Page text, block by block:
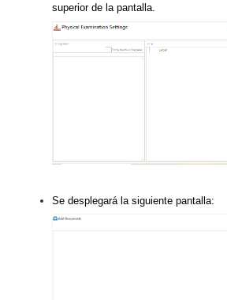
superior de la pantalla.
Se desplegará la siguiente pantalla: